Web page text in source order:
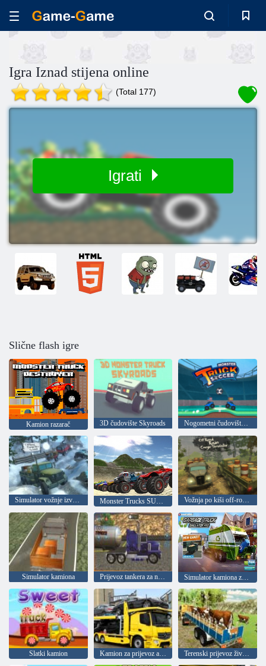
Igra Iznad stijena online
(Total 177)
Igrati
Slične flash igre
Kamion razarač 3D čudovište Skyroads Nogometni čudovišta kamiona
Simulator vožnje izvan ceste Monster Trucks SUV-ovi Vožnja po kiši off-road: Simulator kamiona
Simulator kamiona Prijevoz tankera za naftu Simulator kamiona za smeće
Slatki kamion Kamion za prijevoz automobila Terenski prijevoz životinja